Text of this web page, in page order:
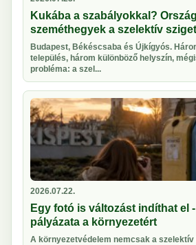
Kukába a szabályokkal?
szeméthegyek a szelektív
Budapest, Békéscsaba és Újkígyós.
település, három különböző helyszín,
probléma: a szel...
2026.07.22.
Egy fotó is változást indíthat el
pályázata a környezetért
A környezetvédelem nemcsak a szelektív